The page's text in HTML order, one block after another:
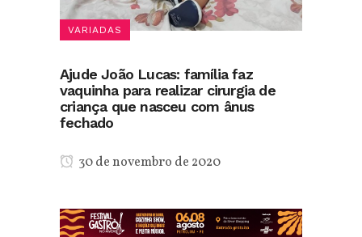
VARIADAS
Ajude João Lucas: família faz
vaquinha para realizar cirurgia de
criança que nasceu com ânus
fechado
30 de novembro de 2020